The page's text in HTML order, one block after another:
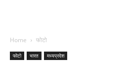
Home फोटो
फोटो भारत मध्यप्रदेश